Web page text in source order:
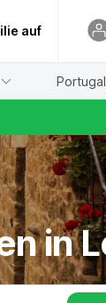
auf
Portugal
in